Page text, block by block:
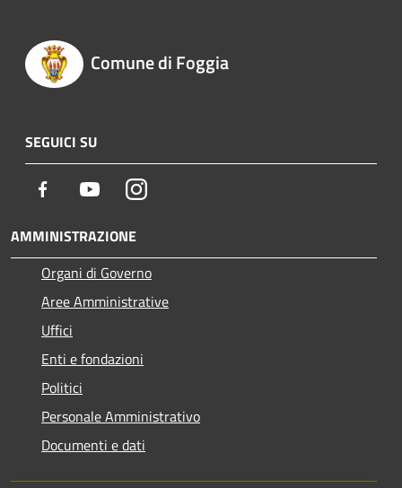
Comune di Foggia
SEGUICI SU
Facebook YoutubeInstagram
AMMINISTRAZIONE
Organi di Governo
Aree Amministrative
Uffici
Enti e fondazioni
Politici
Personale Amministrativo
Documenti e dati